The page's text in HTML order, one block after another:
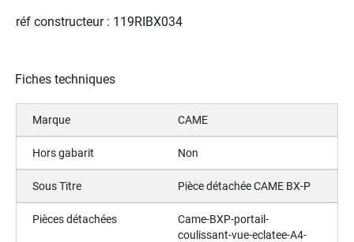
réf constructeur : 119RIBX034
Fiches techniques
Marque CAME
Hors gabarit Non
Sous Titre Pièce détachée CAME BX-P
Pièces détachées
Came-BXP-portail-
coulissant-vue-eclatee-A4-